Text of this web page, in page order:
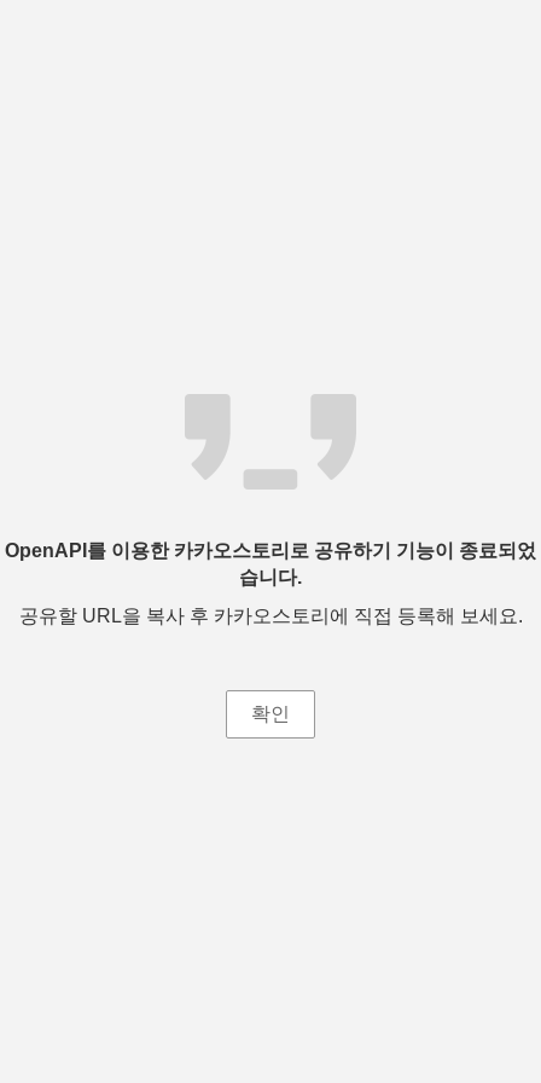
OpenAPI를 이용한 카카오스토리로 공유하기 기능이 종료되었
습니다.
공유할 URL을 복사 후 카카오스토리에 직접 등록해 보세요.
확인